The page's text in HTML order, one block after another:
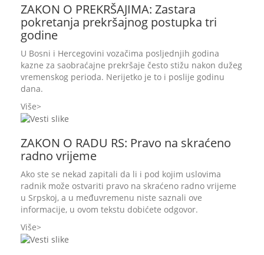
ZAKON O PREKRŠAJIMA: Zastara
pokretanja prekršajnog postupka tri
godine
U Bosni i Hercegovini vozačima posljednjih godina
kazne za saobraćajne prekršaje često stižu nakon dužeg
vremenskog perioda. Nerijetko je to i poslije godinu
dana.
Više
ZAKON O RADU RS: Pravo na skraćeno
radno vrijeme
Ako ste se nekad zapitali da li i pod kojim uslovima
radnik može ostvariti pravo na skraćeno radno vrijeme
u Srpskoj, a u međuvremenu niste saznali ove
informacije, u ovom tekstu dobićete odgovor.
Više